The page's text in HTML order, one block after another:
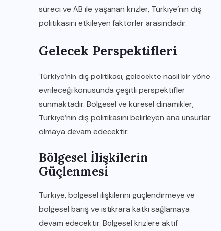
süreci ve AB ile yaşanan krizler, Türkiye’nin dış
politikasını etkileyen faktörler arasındadır.
Gelecek Perspektifleri
Türkiye’nin dış politikası, gelecekte nasıl bir yöne
evrileceği konusunda çeşitli perspektifler
sunmaktadır. Bölgesel ve küresel dinamikler,
Türkiye’nin dış politikasını belirleyen ana unsurlar
olmaya devam edecektir.
Bölgesel İlişkilerin
Güçlenmesi
Türkiye, bölgesel ilişkilerini güçlendirmeye ve
bölgesel barış ve istikrara katkı sağlamaya
devam edecektir. Bölgesel krizlere aktif